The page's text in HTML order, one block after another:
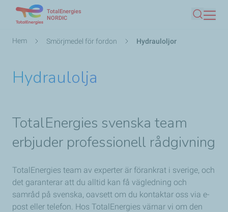
huvudinnehåll
TotalEnergies
NORDIC
Sök
Länkstig
Hem Smörjmedel för fordon Hydrauloljor
Hydraulolja
TotalEnergies svenska team
erbjuder professionell rådgivning
TotalEnergies team av experter är förankrat i sverige, och
det garanterar att du alltid kan få vägledning och
samråd på svenska, oavsett om du kontaktar oss via e-
post eller telefon. Hos TotalEnergies värnar vi om den